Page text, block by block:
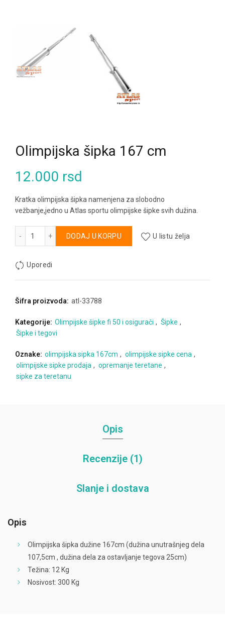
Olimpijska šipka 167 cm
12.000 rsd
Kratka olimpijska šipka namenjena za slobodno
vežbanje,jedno u Atlas sportu olimpijske šipke svih dužina.
Olimpijska šipka 167 cm količina
DODAJ U KORPU
Alternative:
U listu želja
Uporedi
Šifra proizvoda: atl-33788
Kategorije: Olimpijske šipke fi 50 i osigurači , Šipke ,
Šipke i tegovi
Oznake: olimpijska sipka 167cm , olimpijske sipke cena ,
olimpijske sipke prodaja , opremanje teretane ,
sipke za teretanu
Opis
Recenzije (1)
Slanje i dostava
Opis
Olimpijska šipka dužine 167cm (dužina unutrašnjeg dela
107,5cm , dužina dela za ostavljanje tegova 25cm)
Težina: 12 Kg
Nosivost: 300 Kg